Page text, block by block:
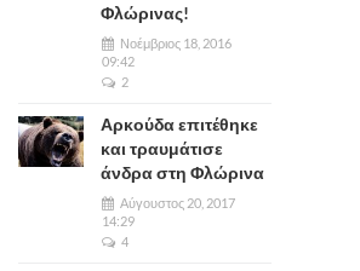
Φλώρινας!
Νοέμβριος 18, 2016
09:42
2
Αρκούδα επιτέθηκε
και τραυμάτισε
άνδρα στη Φλώρινα
Αύγουστος 20, 2017
14:29
4